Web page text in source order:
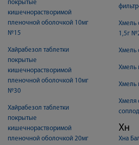
покрытые
кишечнорастворимой
пленочной оболочкой 10мг
№15
Хайрабезол таблетки
покрытые
кишечнорастворимой
пленочной оболочкой 10мг
№30
Хайрабезол таблетки
покрытые
кишечнорастворимой
пленочной оболочкой 20мг
Хмель
1,5г
Хмель
Хмель
Хмель
Хмеля
Хн
Хна